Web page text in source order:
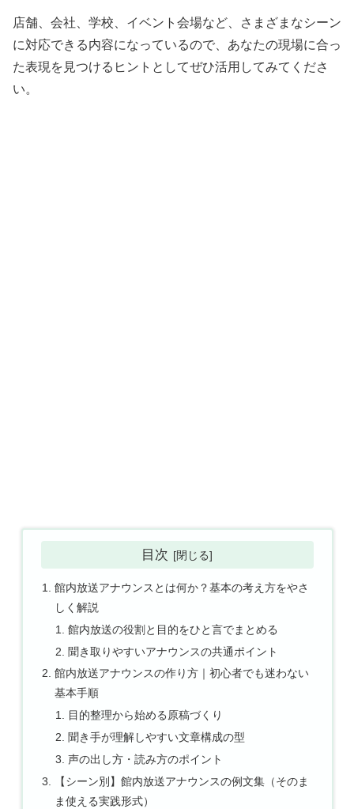
店舗、会社、学校、イベント会場など、さまざまなシーン
に対応できる内容になっているので、あなたの現場に合っ
た表現を見つけるヒントとしてぜひ活用してみてくださ
い。
目次
館内放送アナウンスとは何か？基本の考え方をやさ
しく解説
館内放送の役割と目的をひと言でまとめる
聞き取りやすいアナウンスの共通ポイント
館内放送アナウンスの作り方｜初心者でも迷わない
基本手順
目的整理から始める原稿づくり
聞き手が理解しやすい文章構成の型
声の出し方・読み方のポイント
【シーン別】館内放送アナウンスの例文集（そのま
ま使える実践形式）